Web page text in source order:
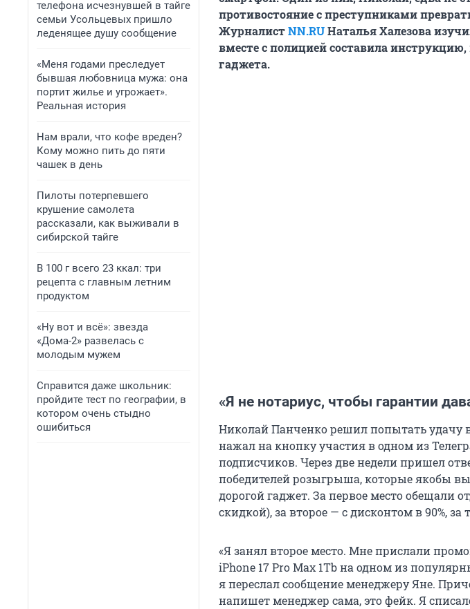
телефона исчезнувшей в тайге
семьи Усольцевых пришло
леденящее душу сообщение
«Меня годами преследует
бывшая любовница мужа: она
портит жилье и угрожает».
Реальная история
Нам врали, что кофе вреден?
Кому можно пить до пяти
чашек в день
Пилоты потерпевшего
крушение самолета
рассказали, как выживали в
сибирской тайге
В 100 г всего 23 ккал: три
рецепта с главным летним
продуктом
«Ну вот и всё»: звезда
«Дома-2» развелась с
молодым мужем
Справится даже школьник:
пройдите тест по географии, в
котором очень стыдно
ошибиться
противостояние с преступниками
ЖурналистNN.RUНаталья Халезова
вместе с полицией составила инструкцию,
гаджета.
«Я не нотариус, чтобы гарантии
Николай Панченко решил попытать удачу
нажал на кнопку участия в одном из
подписчиков. Через две недели пришел
победителей розыгрыша, которые якобы
дорогой гаджет. За первое место обещали
скидкой), за второе — с дисконтом в 90%, за
«Я занял второе место. Мне прислали
iPhone 17 Pro Max 1Tb на одном из
я переслал сообщение менеджеру Яне.
напишет менеджер сама, это фейк. Я